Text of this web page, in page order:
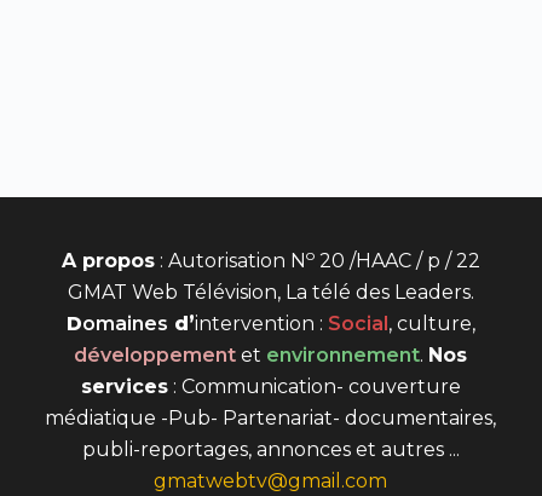
A propos: Autorisation N o20 /HAAC / p / 22
GMAT Web Télévision, La télé des Leaders.
Domaines d’intervention : Social , culture,
développement et environnement. Nos
services: Communication- couverture
médiatique -Pub- Partenariat- documentaires,
publi-reportages, annonces et autres ...
gmatwebtv@gmail.com